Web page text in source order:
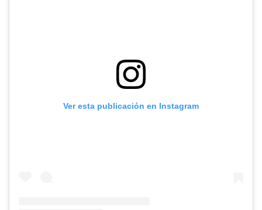
Ver esta publicación en Instagram